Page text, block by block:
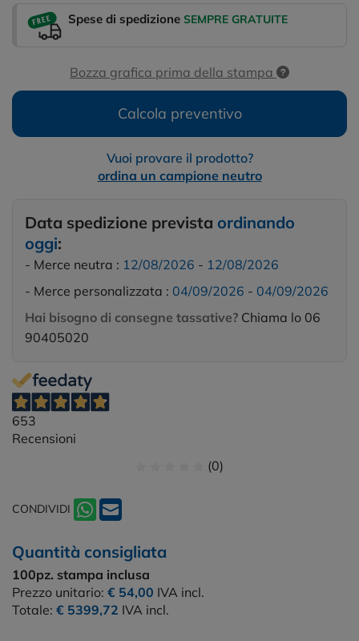
Spese di spedizione SEMPRE GRATUITE
Bozza grafica prima della stampa
Calcola preventivo
Vuoi provare il prodotto?
ordina un campione neutro
Data spedizione prevista ordinando
oggi:
- Merce neutra : 12/08/2026 - 12/08/2026
- Merce personalizzata : 04/09/2026 - 04/09/2026
Hai bisogno di consegne tassative? Chiama lo 06
90405020
653
Recensioni
(0)
CONDIVIDI
Quantità consigliata
100pz. stampa inclusa
Prezzo unitario: € 54,00 IVA incl.
Totale: € 5399,72 IVA incl.